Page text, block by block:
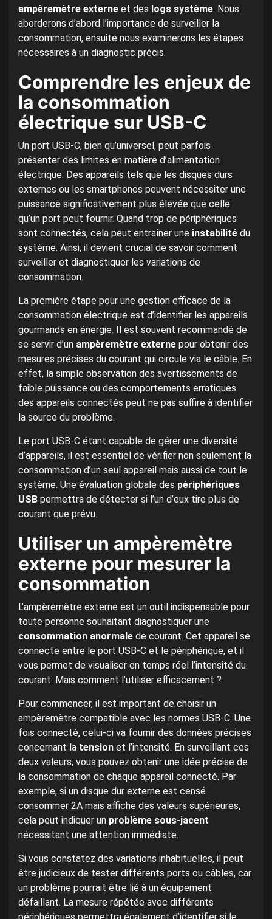
ampèremètre externe et des logs système. Nous
aborderons d’abord l’importance de surveiller la
consommation, ensuite nous examinerons les étapes
nécessaires à un diagnostic précis.
Comprendre les enjeux de
la consommation
électrique sur USB-C
Un port USB-C, bien qu’universel, peut parfois
présenter des limites en matière d’alimentation
électrique. Des appareils tels que les disques durs
externes ou les smartphones peuvent nécessiter une
puissance significativement plus élevée que celle
qu’un port peut fournir. Quand trop de périphériques
sont connectés, cela peut entraîner une instabilité du
système. Ainsi, il devient crucial de savoir comment
surveiller et diagnostiquer les variations de
consommation.
La première étape pour une gestion efficace de la
consommation électrique est d’identifier les appareils
gourmands en énergie. Il est souvent recommandé de
se servir d’un ampèremètre externe pour obtenir des
mesures précises du courant qui circule via le câble. En
effet, la simple observation des avertissements de
faible puissance ou des comportements erratiques
des appareils connectés peut ne pas suffire à identifier
la source du problème.
Le port USB-C étant capable de gérer une diversité
d’appareils, il est essentiel de vérifier non seulement la
consommation d’un seul appareil mais aussi de tout le
système. Une évaluation globale des périphériques
USB permettra de détecter si l’un d’eux tire plus de
courant que prévu.
Utiliser un ampèremètre
externe pour mesurer la
consommation
L’ampèremètre externe est un outil indispensable pour
toute personne souhaitant diagnostiquer une
consommation anormale de courant. Cet appareil se
connecte entre le port USB-C et le périphérique, et il
vous permet de visualiser en temps réel l’intensité du
courant. Mais comment l’utiliser efficacement ?
Pour commencer, il est important de choisir un
ampèremètre compatible avec les normes USB-C. Une
fois connecté, celui-ci va fournir des données précises
concernant la tension et l’intensité. En surveillant ces
deux valeurs, vous pouvez obtenir une idée précise de
la consommation de chaque appareil connecté. Par
exemple, si un disque dur externe est censé
consommer 2A mais affiche des valeurs supérieures,
cela peut indiquer un problème sous-jacent
nécessitant une attention immédiate.
Si vous constatez des variations inhabituelles, il peut
être judicieux de tester différents ports ou câbles, car
un problème pourrait être lié à un équipement
défaillant. La mesure répétée avec différents